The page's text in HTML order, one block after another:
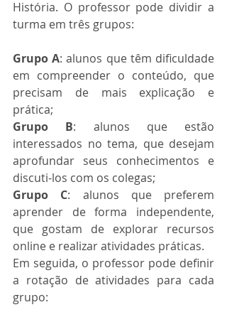
História. O professor pode dividir a
turma em três grupos:
Grupo A: alunos que têm dificuldade
em compreender o conteúdo, que
precisam de mais explicação e
prática;
Grupo B: alunos que estão
interessados no tema, que desejam
aprofundar seus conhecimentos e
discuti-los com os colegas;
Grupo C: alunos que preferem
aprender de forma independente,
que gostam de explorar recursos
online e realizar atividades práticas.
Em seguida, o professor pode definir
a rotação de atividades para cada
grupo: